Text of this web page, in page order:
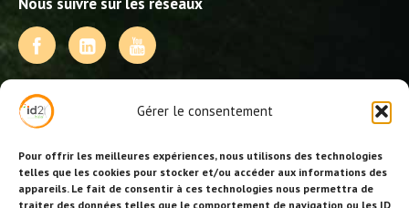
Gérer le consentement
Pour offrir les meilleures expériences, nous utilisons des technologies
telles que les cookies pour stocker et/ou accéder aux informations des
appareils. Le fait de consentir à ces technologies nous permettra de
traiter des données telles que le comportement de navigation ou les ID
NOS PRESTATIONS
Activités, jeux et animations BDE
Animations événementielles
Animations EVJF – EVJG
Animations hôtellerie